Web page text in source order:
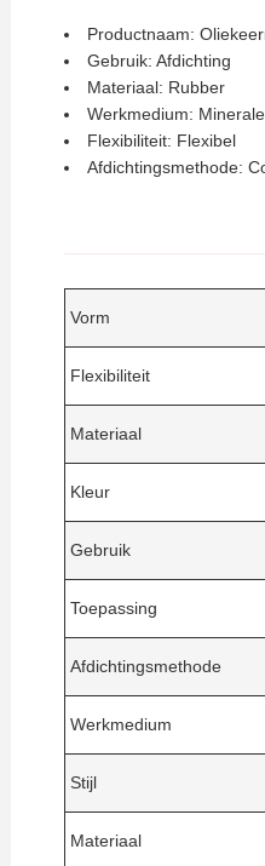
Productnaam:
Gebruik: Afdichting
Materiaal: Rubber
Werkmedium:
Flexibiliteit: Flexibel
Afdichtingsmethode:
Vorm
Flexibiliteit
Materiaal
Kleur
Gebruik
Toepassing
Afdichtingsmethode
Werkmedium
Stijl
Materiaal